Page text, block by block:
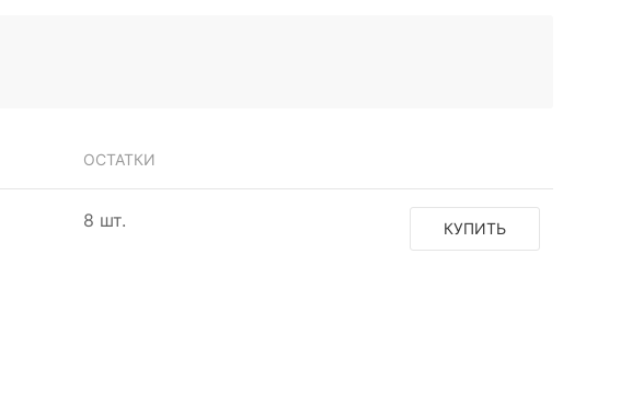
ОСТАТКИ
8 шт. КУПИТЬ